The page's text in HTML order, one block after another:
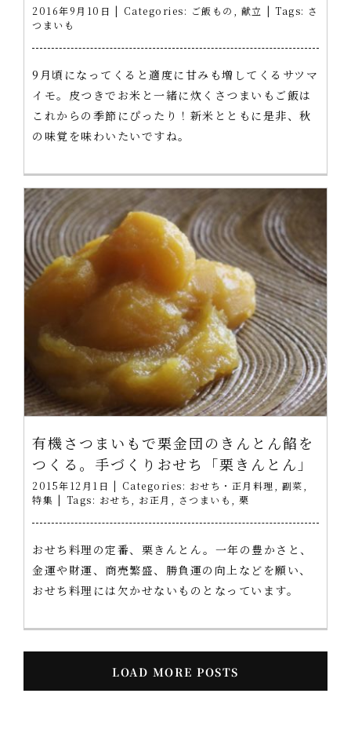
2016年9月10日 | Categories: ご飯もの 献立 | Tags: さ
つまいも
9月頃になってくると適度に甘みも増してくるサツマ
イモ。皮つきでお米と一緒に炊くさつまいもご飯は
これからの季節にぴったり！新米とともに是非、秋
の味覚を味わいたいですね。
有機さつまいもで栗金団のきんとん餡を
つくる。手づくりおせち「栗きんとん」
2015年12月1日 | Categories: おせち・正月料理 副菜
特集 | Tags: おせち お正月 さつまいも 栗
おせち料理の定番、栗きんとん。一年の豊かさと、
金運や財運、商売繁盛、勝負運の向上などを願い、
おせち料理には欠かせないものとなっています。
LOAD MORE POSTS